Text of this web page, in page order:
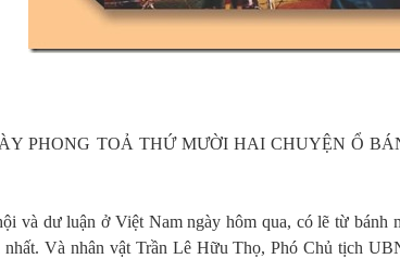
PHONG TOẢ THỨ MƯỜI HAI CHUYỆN Ổ
và dư luận ở Việt Nam ngày hôm qua, có lẽ từ bánh
nhất. Và nhân vật Trần Lê Hữu Thọ, Phó Chủ tịch